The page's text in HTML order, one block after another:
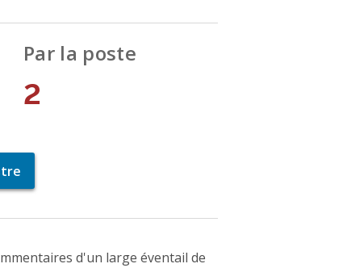
Par la poste
2
d'un large éventail de